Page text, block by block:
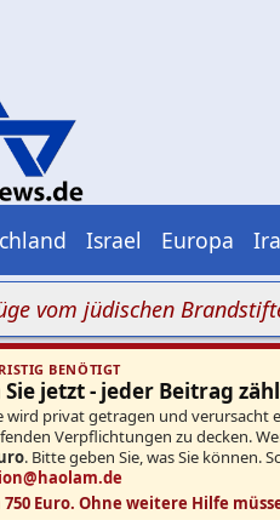
Israel Europa
jüdischen Brandstifter
BENÖTIGT
jetzt - jeder Beitrag
wird privat getragen und verursacht
Verpflichtungen zu decken.
. Bitte geben Sie, was Sie können.
Euro. Ohne weitere Hilfe